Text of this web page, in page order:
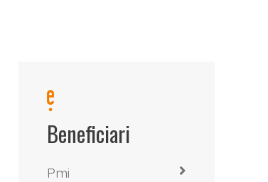
Beneficiari
Pmi